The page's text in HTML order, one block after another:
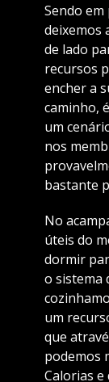
Sendo
deixemos
de lado
recursos
encher a
caminho,
um
nos
bastante
No
úteis do
dormir
o sistema
um
que
podemos
Calorias e